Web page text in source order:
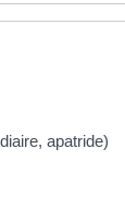
apatride)